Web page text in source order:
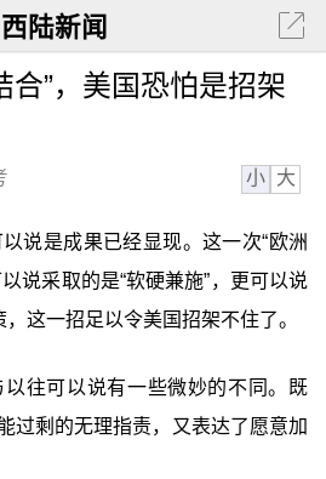
西陆新闻
合”，美国恐怕是招架
小 大
说是成果已经显现。这一次“欧洲
说采取的是“软硬兼施”，更可以说
，这一招足以令美国招架不住了。
往可以说有一些微妙的不同。既
过剩的无理指责，又表达了愿意加